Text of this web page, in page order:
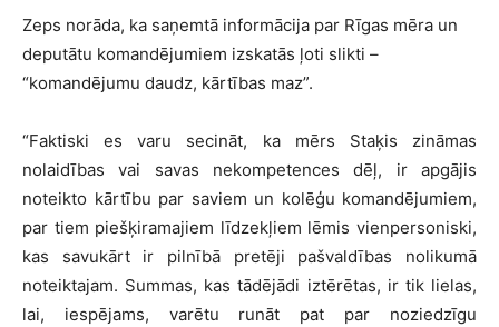
Zeps norāda, ka saņemtā informācija par Rīgas mēra un
deputātu komandējumiem izskatās ļoti slikti –
“komandējumu daudz, kārtības maz”.
“Faktiski es varu secināt, ka mērs Staķis zināmas
nolaidības vai savas nekompetences dēļ, ir apgājis
noteikto kārtību par saviem un kolēģu komandējumiem,
par tiem piešķiramajiem līdzekļiem lēmis vienpersoniski,
kas savukārt ir pilnībā pretēji pašvaldības nolikumā
noteiktajam. Summas, kas tādējādi iztērētas, ir tik lielas,
lai, iespējams, varētu runāt pat par noziedzīgu